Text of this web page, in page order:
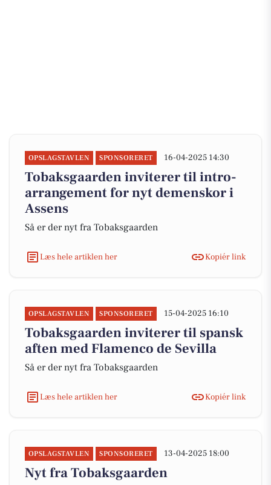
OPSLAGSTAVLEN SPONSORERET 16-04-2025 14:30
Tobaksgaarden inviterer til intro-
arrangement for nyt demenskor i
Assens
Så er der nyt fra Tobaksgaarden
Læs hele artiklen her Kopiér link
OPSLAGSTAVLEN SPONSORERET 15-04-2025 16:10
Tobaksgaarden inviterer til spansk
aften med Flamenco de Sevilla
Så er der nyt fra Tobaksgaarden
Læs hele artiklen her Kopiér link
OPSLAGSTAVLEN SPONSORERET 13-04-2025 18:00
Nyt fra Tobaksgaarden